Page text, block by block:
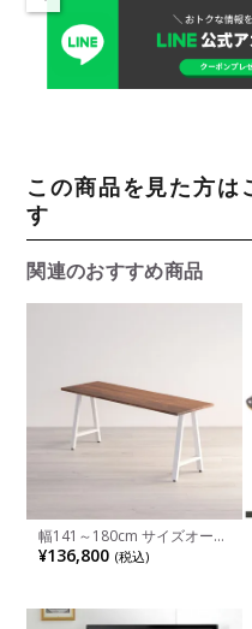
この商品を見た方は
す
関連のおすすめ商品
幅141～180cm サイズオーダ
ーテーブル Sizeno(シゼノ) ダ
イニングテーブル ウォールナ
形 食卓テーブル おしゃれ ウ
ッディモダン ダイニング ダ
¥136,800 (税込)